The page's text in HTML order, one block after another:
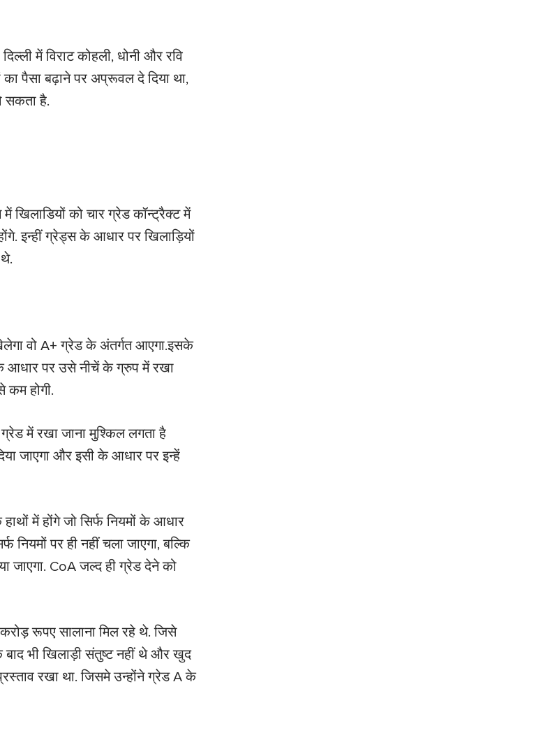
में विराट कोहली, धोनी और रवि
पैसा बढ़ाने पर अप्रूवल दे दिया था,
सकता है.
खिलाडियों को चार ग्रेड कॉन्ट्रैक्ट में
इन्हीं ग्रेड्स के आधार पर खिलाड़ियों
वो A+ ग्रेड के अंतर्गत आएगा.इसके
आधार पर उसे नीचें के ग्रुप में रखा
कम होगी.
में रखा जाना मुश्किल लगता है
जाएगा और इसी के आधार पर इन्हें
में होंगे जो सिर्फ नियमों के आधार
नियमों पर ही नहीं चला जाएगा, बल्कि
जाएगा. CoA जल्द ही ग्रेड देने को
रूपए सालाना मिल रहे थे. जिसे
बाद भी खिलाड़ी संतुष्ट नहीं थे और खुद
रखा था. जिसमे उन्होंने ग्रेड A के